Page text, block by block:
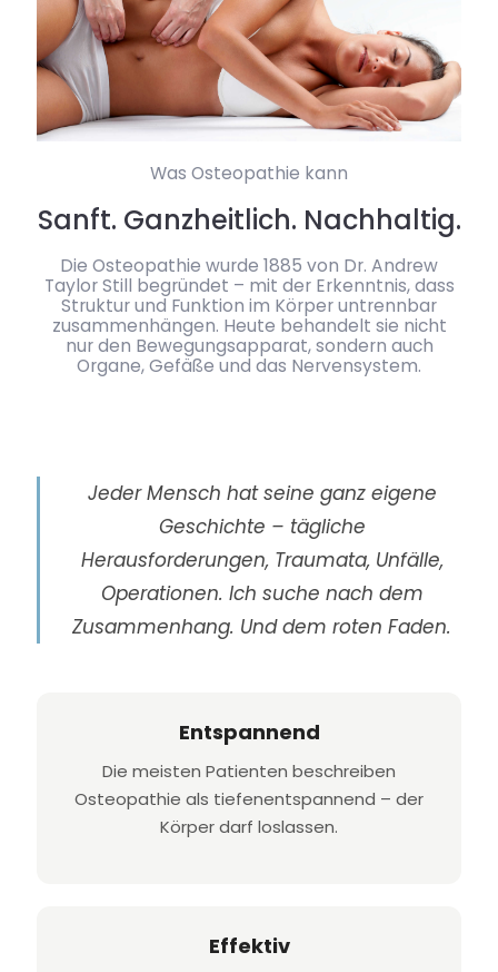
Was Osteopathie kann
Sanft. Ganzheitlich. Nachhaltig.
Die Osteopathie wurde 1885 von Dr. Andrew
Taylor Still begründet – mit der Erkenntnis, dass
Struktur und Funktion im Körper untrennbar
zusammenhängen. Heute behandelt sie nicht
nur den Bewegungsapparat, sondern auch
Organe, Gefäße und das Nervensystem.
Jeder Mensch hat seine ganz eigene
Geschichte – tägliche
Herausforderungen, Traumata, Unfälle,
Operationen. Ich suche nach dem
Zusammenhang. Und dem roten Faden.
Entspannend
Die meisten Patienten beschreiben
Osteopathie als tiefenentspannend – der
Körper darf loslassen.
Effektiv